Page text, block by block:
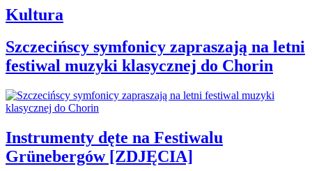
Kultura
Szczecińscy symfonicy zapraszają na letni
festiwal muzyki klasycznej do Chorin
Instrumenty dęte na Festiwalu
Grünebergów [ZDJĘCIA]